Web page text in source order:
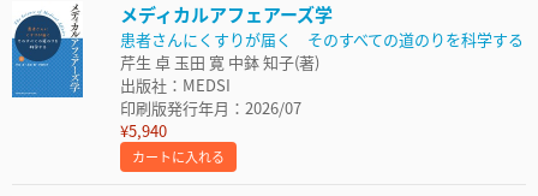
メディカルアフェアーズ学
患者さんにくすりが届く そのすべての道のりを科学する
芹生 卓 玉田 寛 中鉢 知子(著)
出版社：MEDSI
印刷版発行年月：2026/07
¥5,940
カートに入れる